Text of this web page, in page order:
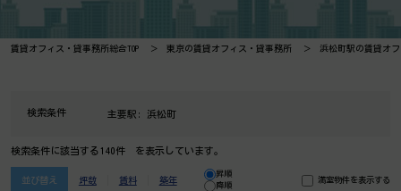
賃貸オフィス・貸事務所総合TOP 東京の賃貸オフィス・貸事務所 浜松町駅の賃貸オ
検索条件 主要駅: 浜松町
検索条件に該当する140件 を表示しています。
並び替え 坪数 賃料 築年
昇順
降順
満室物件を表示する